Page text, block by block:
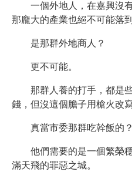
一個外地人，在嘉興沒
那龐大的產業也絕不可能落
是那群外地商人？
更不可能。
那群人養的打手，都是
錢，但沒這個膽子用槍火改
真當市委那群吃幹飯的？
他們需要的是一個繁榮
滿天飛的罪惡之城。